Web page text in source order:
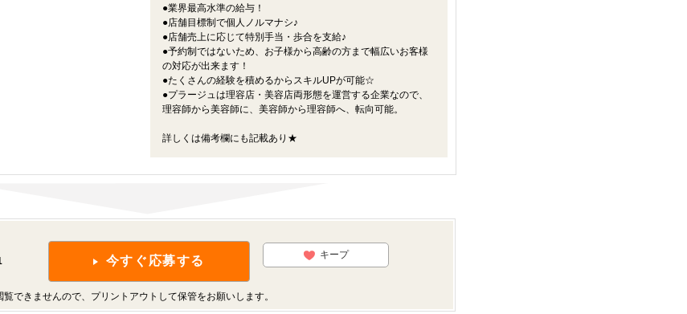
●業界最高水準の給与！
●店舗目標制で個人ノルマナシ♪
●店舗売上に応じて特別手当・歩合を支給♪
●予約制ではないため、お子様から高齢の方まで幅広いお客様
の対応が出来ます！
●たくさんの経験を積めるからスキルUPが可能☆
●プラージュは理容店・美容店両形態を運営する企業なので、
理容師から美容師に、美容師から理容師へ、転向可能。
詳しくは備考欄にも記載あり★
今すぐ応募する キープ
できませんので、プリントアウトして保管をお願いします。